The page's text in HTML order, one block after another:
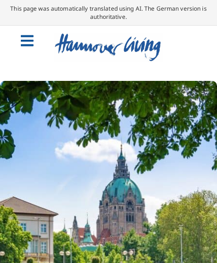
This page was automatically translated using AI. The German version is
authoritative.